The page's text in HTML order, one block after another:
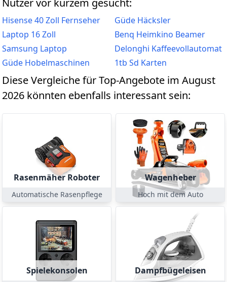
Nutzer vor kurzem gesucht:
Hisense 40 Zoll Fernseher
Güde Häcksler
Laptop 16 Zoll
Benq Heimkino Beamer
Samsung Laptop
Delonghi Kaffeevollautomat
Güde Hobelmaschinen
1tb Sd Karten
Diese Vergleiche für Top-Angebote im August
2026 könnten ebenfalls interessant sein:
Rasenmäher Roboter
Automatische Rasenpflege
Wagenheber
Hoch mit dem Auto
Spielekonsolen Dampfbügeleisen